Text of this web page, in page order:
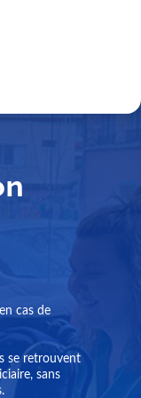
cas de
se retrouvent
sans